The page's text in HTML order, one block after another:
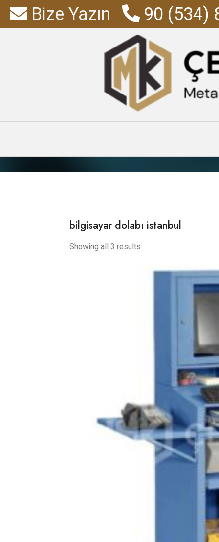
Bize Yazın 90 (534)
bilgisayar dolabı istanbul
Showing all 3 results